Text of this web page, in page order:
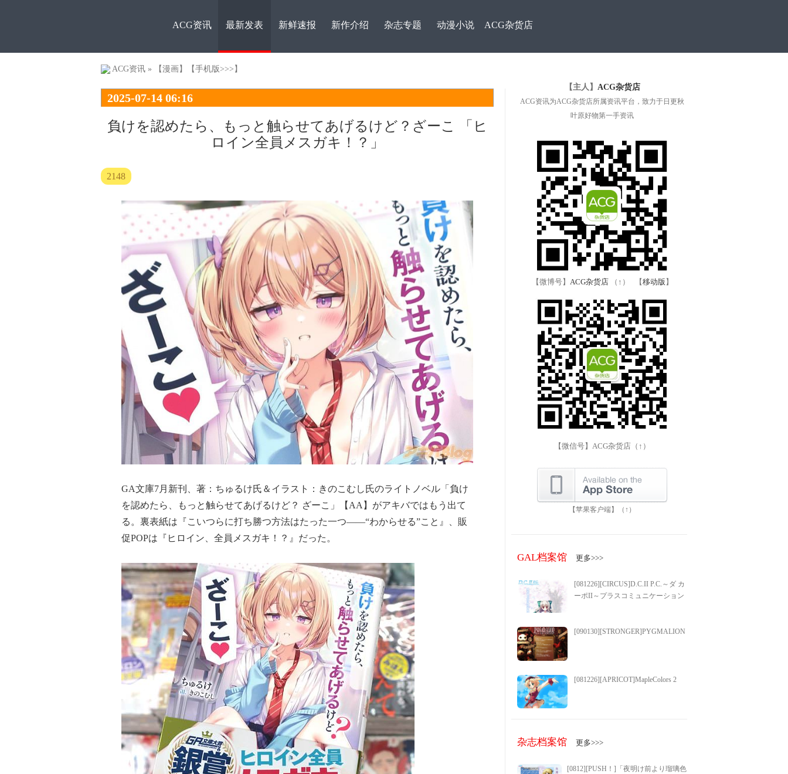
ACG资
讯
ACG资讯 最新发表 新鲜速报 新作介绍 杂志专题 动漫小说 ACG杂货店
ACG资讯 » 【漫画】 【手机版>>>】
2025-07-14 06:16
負けを認めたら、もっと触らせてあげるけど？ざーこ 「ヒ
ロイン全員メスガキ！？」
2148
GA文庫7月新刊、著：ちゅるけ氏＆イラスト：きのこむし氏のライトノベル「負け
を認めたら、もっと触らせてあげるけど？ ざーこ」【AA】がアキバではもう出て
る。裏表紙は『こいつらに打ち勝つ方法はたった一つ――“わからせる”こと』、販
促POPは『ヒロイン、全員メスガキ！？』だった。
【主人】 ACG杂货店
ACG资讯为ACG杂货店所属资讯平台，致力于日更秋
叶原好物第一手资讯
【微博号】 ACG杂货店 （↑） 【移动版 】
【微信号】ACG杂货店（↑）
【苹果客户端】（↑）
GAL档案馆 更多>>>
[081226][CIRCUS]D.C.II P.C.～ダ カ
ーポII～プラスコミュニケーション
[090130][STRONGER]PYGMALION
[081226][APRICOT]MapleColors 2
杂志档案馆 更多>>>
[0812][PUSH！]「夜明け前より瑠璃色